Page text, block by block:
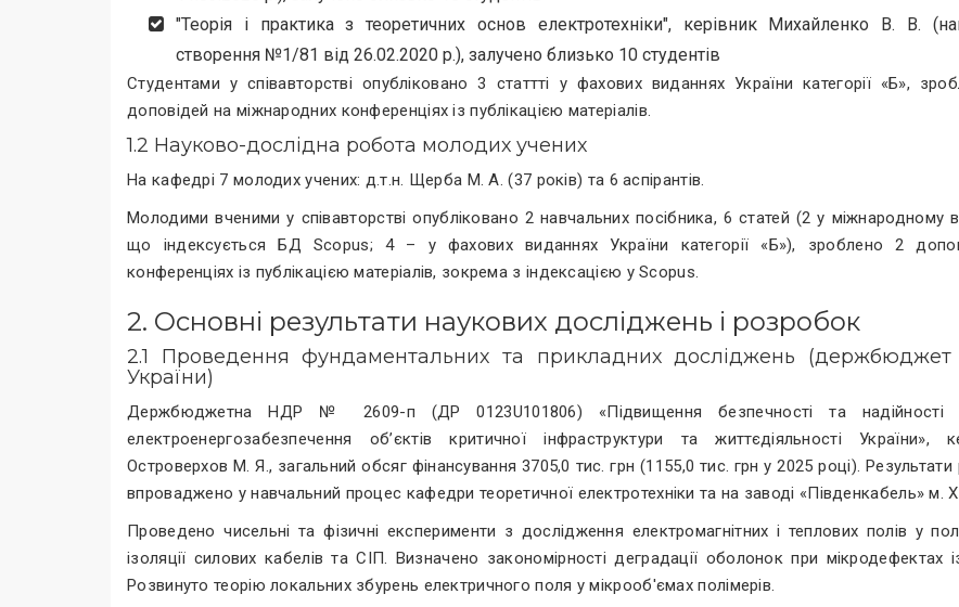
"Теорія і практика з теоретичних основ електротехніки", керівник Михайленко В. В.
створення №1/81 від 26.02.2020 р.), залучено близько 10 студентів
Студентами у співавторстві опубліковано 3 статтті у фахових виданнях України категорії «Б»,
доповідей на міжнародних конференціях із публікацією матеріалів.
1.2 Науково-дослідна робота молодих учених
На кафедрі 7 молодих учених: д.т.н. Щерба М. А. (37 років) та 6 аспірантів.
Молодими вченими у співавторстві опубліковано 2 навчальних посібника, 6 статей (2 у міжнародному
що індексується БД Scopus; 4 – у фахових виданнях України категорії «Б»), зроблено 2
конференціях із публікацією матеріалів, зокрема з індексацією у Scopus.
2. Основні результати наукових досліджень і розробок
2.1 Проведення фундаментальних та прикладних досліджень
України)
Держбюджетна НДР № 2609-п (ДР 0123U101806) «Підвищення безпечності та надійності
електроенергозабезпечення об’єктів критичної інфраструктури та життєдіяльності України»,
Островерхов М. Я., загальний обсяг фінансування 3705,0 тис. грн (1155,0 тис. грн у 2025 році). Результати
впроваджено у навчальний процес кафедри теоретичної електротехніки та на заводі «Південкабель» м.
Проведено чисельні та фізичні експерименти з дослідження електромагнітних і теплових полів у
ізоляції силових кабелів та СІП. Визначено закономірності деградації оболонок при мікродефектах
Розвинуто теорію локальних збурень електричного поля у мікрооб'ємах полімерів.